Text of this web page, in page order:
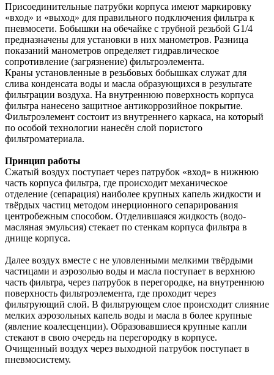
Присоединительные патрубки корпуса имеют маркировку
«вход» и «выход» для правильного подключения фильтра к
пневмосети. Бобышки на обечайке с трубной резьбой G1/4
предназначены для установки в них манометров. Разница
показаний манометров определяет гидравлическое
сопротивление (загрязнение) фильтроэлемента.
Краны установленные в резьбовых бобышках служат для
слива конденсата воды и масла образующихся в результате
фильтрации воздуха. На внутреннюю поверхность корпуса
фильтра нанесено защитное антикоррозийное покрытие.
Фильтроэлемент состоит из внутреннего каркаса, на который
по особой технологии нанесён слой пористого
фильтроматериала.
Принцип работы
Сжатый воздух поступает через патрубок «вход» в нижнюю
часть корпуса фильтра, где происходит механическое
отделение (сепарация) наиболее крупных капель жидкости и
твёрдых частиц методом инерционного сепарирования
центробежным способом. Отделившаяся жидкость (водо-
масляная эмульсия) стекает по стенкам корпуса фильтра в
днище корпуса.
Далее воздух вместе с не уловленными мелкими твёрдыми
частицами и аэрозолью воды и масла поступает в верхнюю
часть фильтра, через патрубок в перегородке, на внутреннюю
поверхность фильтроэлемента, где проходит через
фильтрующий слой. В фильтрующем слое происходит слияние
мелких аэрозольных капель воды и масла в более крупные
(явление коалесценции). Образовавшиеся крупные капли
стекают в свою очередь на перегородку в корпусе.
Очищенный воздух через выходной патрубок поступает в
пневмосистему.